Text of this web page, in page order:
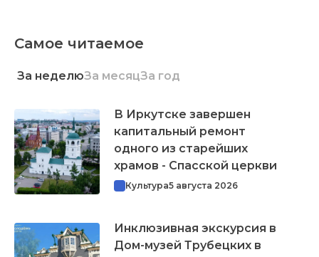
Самое читаемое
За неделюЗа месяцЗа год
В Иркутске завершен
капитальный ремонт
одного из старейших
храмов - Спасской церкви
Культура5 августа 2026
Инклюзивная экскурсия в
Дом-музей Трубецких в